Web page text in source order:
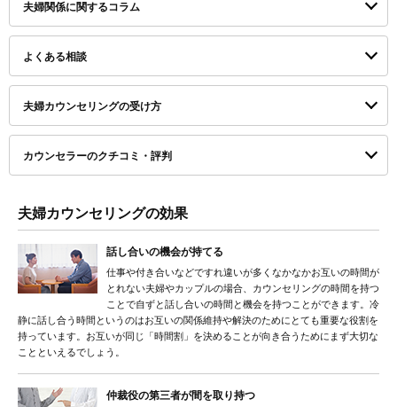
夫婦関係に関するコラム
よくある相談
夫婦カウンセリングの受け方
カウンセラーのクチコミ・評判
夫婦カウンセリングの効果
話し合いの機会が持てる
仕事や付き合いなどですれ違いが多くなかなかお互いの時間が
とれない夫婦やカップルの場合、カウンセリングの時間を持つ
ことで自ずと話し合いの時間と機会を持つことができます。冷
静に話し合う時間というのはお互いの関係維持や解決のためにとても重要な役割を
持っています。お互いが同じ「時間割」を決めることが向き合うためにまず大切な
ことといえるでしょう。
仲裁役の第三者が間を取り持つ